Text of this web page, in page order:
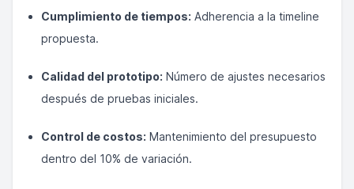
Cumplimiento de tiempos: Adherencia a la timeline
propuesta.
Calidad del prototipo: Número de ajustes necesarios
después de pruebas iniciales.
Control de costos: Mantenimiento del presupuesto
dentro del 10% de variación.